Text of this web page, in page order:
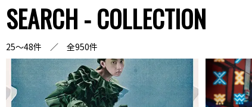
SEARCH - COLLECTION
25～48件 ／ 全950件